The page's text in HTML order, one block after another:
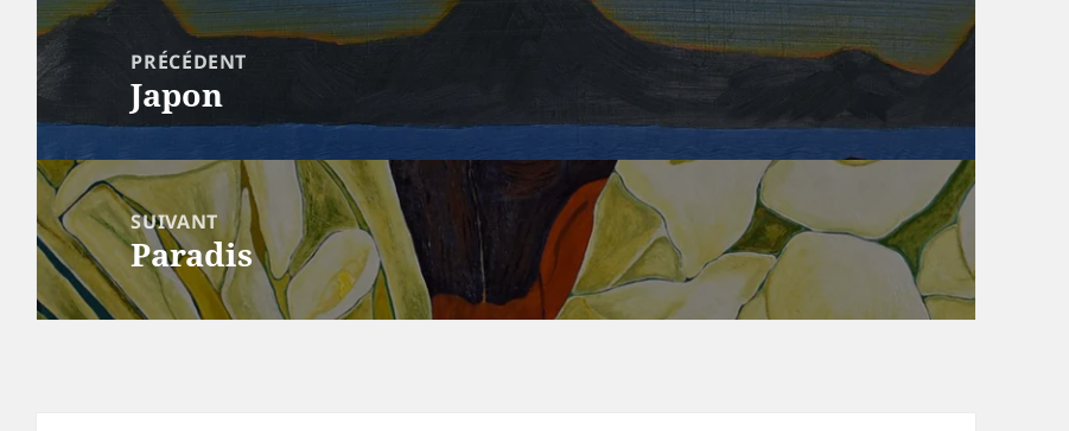
Navigation
de
l’article
PRÉCÉDENT
Article
précédent :
Japon
SUIVANT
Article
suivant :
Paradis